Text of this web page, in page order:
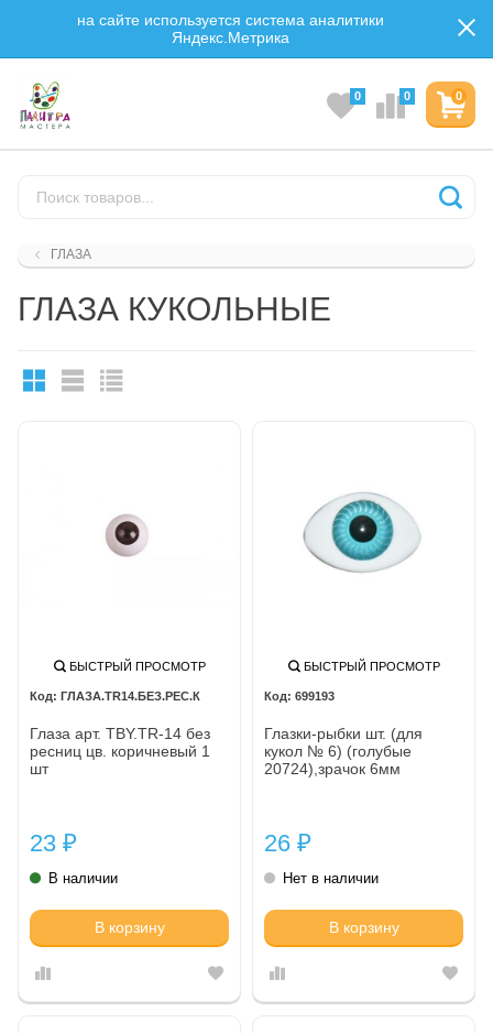
на сайте используется система аналитики
Яндекс.Метрика
0
0 0
ГЛАЗА
ГЛАЗА КУКОЛЬНЫЕ
БЫСТРЫЙ ПРОСМОТР
ГЛАЗА.TR14.БЕЗ.РЕС.К
Глаза арт. TBY.TR-14 без
ресниц цв. коричневый 1
шт
23 ₽
В наличии
В корзину
БЫСТРЫЙ ПРОСМОТР
699193
Глазки-рыбки шт. (для
кукол № 6) (голубые
20724),зрачок 6мм
26 ₽
Нет в наличии
В корзину